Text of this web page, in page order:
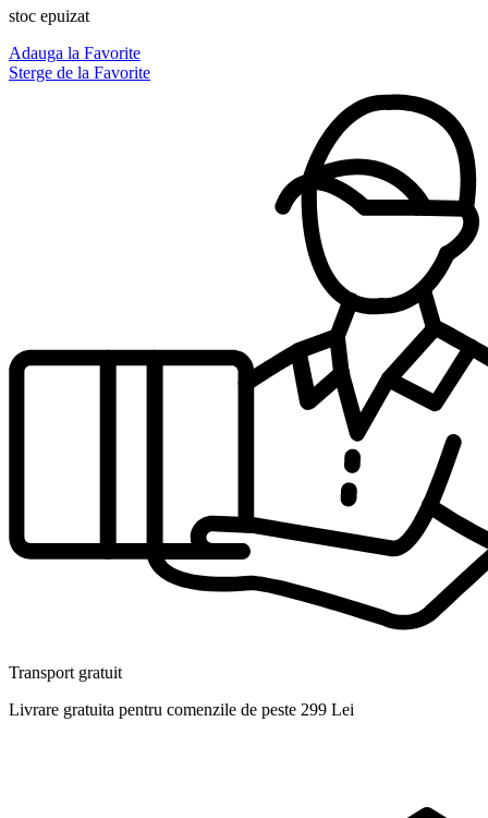
FOR
Maison
Alhambra
stoc epuizat
Adauga la Favorite
Sterge de la Favorite
Transport gratuit
Livrare gratuita pentru comenzile de peste 299 Lei